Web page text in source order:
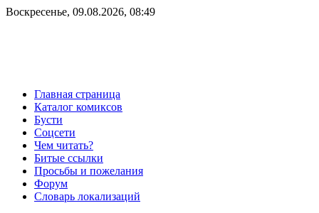
Воскресенье, 09.08.2026, 08:49
Главная страница
Каталог комиксов
Бусти
Соцсети
Чем читать?
Битые ссылки
Просьбы и пожелания
Форум
Словарь локализаций